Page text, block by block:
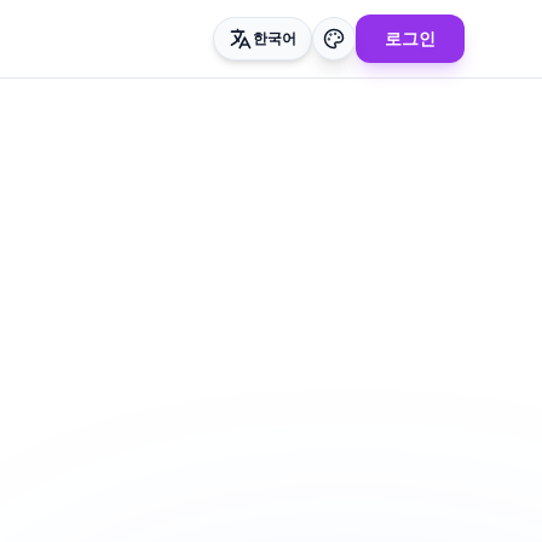
한국어 로그인